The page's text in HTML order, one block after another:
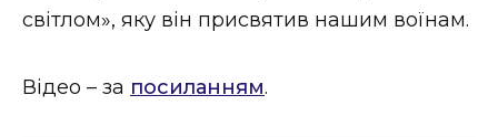
світлом», яку він присвятив нашим воїнам.
Відео – за посиланням.